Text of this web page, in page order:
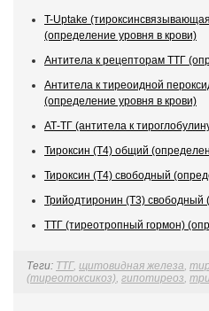
T-Uptake
(определение уровня в крови)
Антитела к рецепторам ТТГ
Антитела к тиреоидной
(определение уровня в крови)
АТ-ТГ (антитела к
Тироксин (Т4) общий
Тироксин (Т4) свободный
Трийодтиронин (Т3) свободный
ТТГ (тиреотропный гормон)
Теги: ТТГ, щитовидная железа,
(тиреотоксикоз), гипотиреоз,